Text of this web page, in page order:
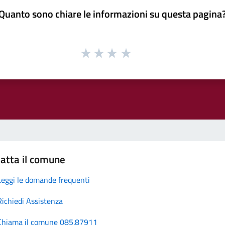
sono chiare le informazioni su questa
il comune
le domande frequenti
Assistenza
il comune 085.87911